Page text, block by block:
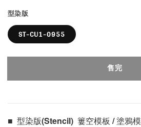
型染版
ST-CU1-0955
售完
■  型染版(Stencil)  簍空模板 / 塗鴉